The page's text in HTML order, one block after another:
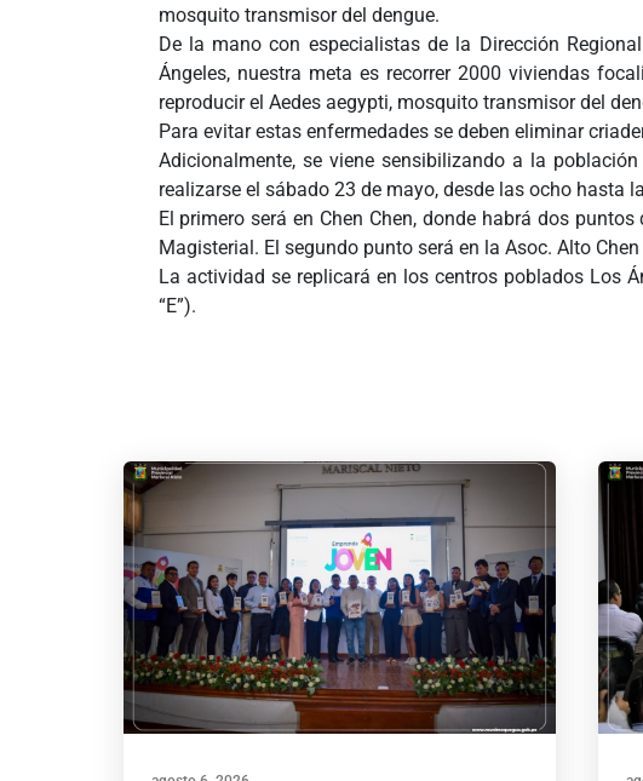
mosquito transmisor del dengue.
De la mano con especialistas de la Dirección
Ángeles, nuestra meta es recorrer 2000 viviendas
reproducir el Aedes aegypti, mosquito transmisor del
Para evitar estas enfermedades se deben eliminar
Adicionalmente, se viene sensibilizando a la
realizarse el sábado 23 de mayo, desde las ocho hasta
El primero será en Chen Chen, donde habrá dos
Magisterial. El segundo punto será en la Asoc. Alto
La actividad se replicará en los centros poblados Los
“E”).